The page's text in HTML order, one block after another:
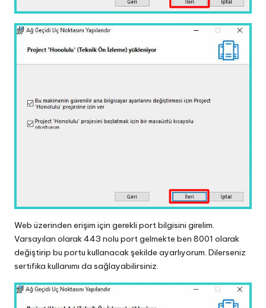
Web üzerinden erişim için gerekli port bilgisini girelim.
Varsayılan olarak 443 nolu port gelmekte ben 8001 olarak
değiştirip bu portu kullanacak şekilde ayarlıyorum. Dilerseniz
sertifika kullanımı da sağlayabilirsiniz.